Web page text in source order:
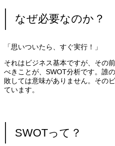
なぜ必要なのか？
「思いついたら、すぐ実行！」
それはビジネス基本ですが、その
べきことが、SWOT分析です。誰
敗しては意味がありません。その
ています。
SWOTって？